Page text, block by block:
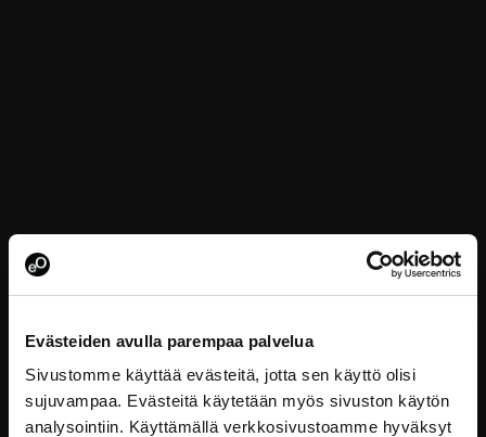
Evästeiden avulla parempaa palvelua
Sivustomme käyttää evästeitä, jotta sen käyttö olisi
sujuvampaa. Evästeitä käytetään myös sivuston käytön
analysointiin. Käyttämällä verkkosivustoamme hyväksyt